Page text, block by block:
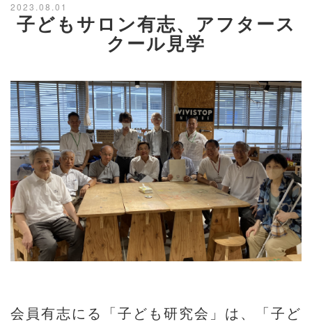
2023.08.01
子どもサロン有志、アフタース
クール見学
会員有志にる「子ども研究会」は、「子ど